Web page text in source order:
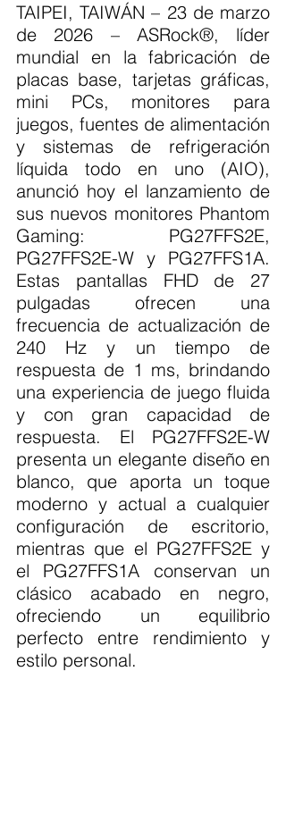
TAIPEI, TAIWÁN – 23 de marzo
de 2026 – ASRock®, líder
mundial en la fabricación de
placas base, tarjetas gráficas,
mini PCs, monitores para
juegos, fuentes de alimentación
y sistemas de refrigeración
líquida todo en uno (AIO),
anunció hoy el lanzamiento de
sus nuevos monitores Phantom
Gaming: PG27FFS2E,
PG27FFS2E-W y PG27FFS1A.
Estas pantallas FHD de 27
pulgadas ofrecen una
frecuencia de actualización de
240 Hz y un tiempo de
respuesta de 1 ms, brindando
una experiencia de juego fluida
y con gran capacidad de
respuesta. El PG27FFS2E-W
presenta un elegante diseño en
blanco, que aporta un toque
moderno y actual a cualquier
configuración de escritorio,
mientras que el PG27FFS2E y
el PG27FFS1A conservan un
clásico acabado en negro,
ofreciendo un equilibrio
perfecto entre rendimiento y
estilo personal.